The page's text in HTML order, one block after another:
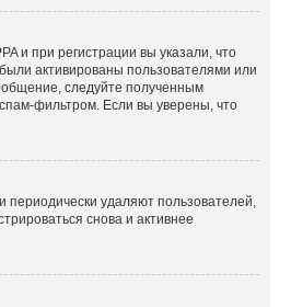
и при регистрации вы указали, что
активированы пользователями или
следуйте полученным
фильтром. Если вы уверены, что
периодически удаляют пользователей,
снова и активнее